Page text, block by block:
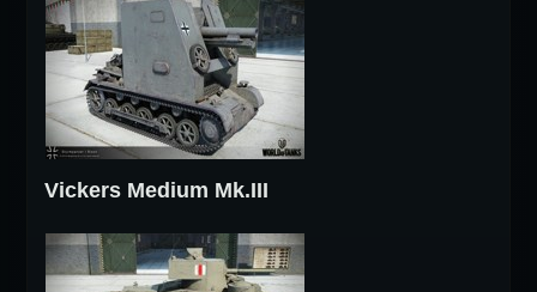
Vickers Medium Mk.III